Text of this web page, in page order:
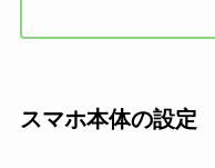
スマホ本体の設定